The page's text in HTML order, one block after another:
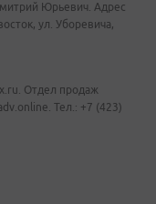
Юрьевич. Адрес
ул. Уборевича,
Отдел продаж
Тел.: +7 (423)